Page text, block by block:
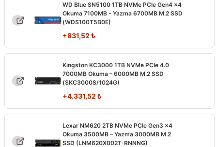
WD Blue SN5100 1TB NVMe PCIe Gen4 x4
Okuma 7100MB - Yazma 6700MB M.2 SSD
(WDS100T5B0E)
+831,52 ₺
Kingston KC3000 1TB NVMe PCIe 4.0
7000MB Okuma – 6000MB M.2 SSD
(SKC3000S/1024G)
+4.331,52 ₺
Lexar NM620 2TB NVMe PCIe Gen3 x4
Okuma 3500MB – Yazma 3000MB M.2
SSD (LNM620X002T-RNNNG)